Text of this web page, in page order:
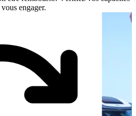
engager.